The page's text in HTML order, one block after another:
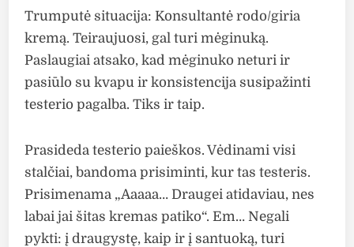
Trumputė situacija: Konsultantė rodo/giria
kremą. Teiraujuosi, gal turi mėginuką.
Paslaugiai atsako, kad mėginuko neturi ir
pasiūlo su kvapu ir konsistencija susipažinti
testerio pagalba. Tiks ir taip.
Prasideda testerio paieškos. Vėdinami visi
stalčiai, bandoma prisiminti, kur tas testeris.
Prisimenama „Aaaaa… Draugei atidaviau, nes
labai jai šitas kremas patiko“. Em… Negali
pykti: į draugystę, kaip ir į santuoką, turi